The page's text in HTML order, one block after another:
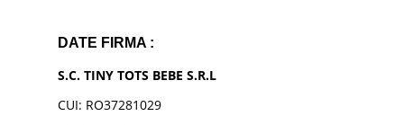
DATE FIRMA :
S.C. TINY TOTS BEBE S.R.L
CUI: RO37281029